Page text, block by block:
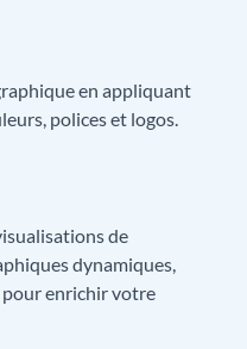
en appliquant
polices et logos.
de
dynamiques,
pour enrichir votre